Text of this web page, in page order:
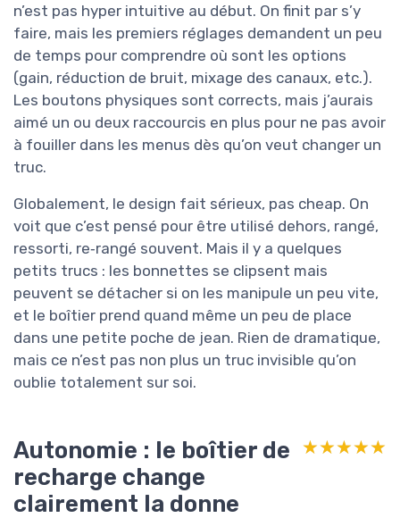
n’est pas hyper intuitive au début. On finit par s’y
faire, mais les premiers réglages demandent un peu
de temps pour comprendre où sont les options
(gain, réduction de bruit, mixage des canaux, etc.).
Les boutons physiques sont corrects, mais j’aurais
aimé un ou deux raccourcis en plus pour ne pas avoir
à fouiller dans les menus dès qu’on veut changer un
truc.
Globalement, le design fait sérieux, pas cheap. On
voit que c’est pensé pour être utilisé dehors, rangé,
ressorti, re‑rangé souvent. Mais il y a quelques
petits trucs : les bonnettes se clipsent mais
peuvent se détacher si on les manipule un peu vite,
et le boîtier prend quand même un peu de place
dans une petite poche de jean. Rien de dramatique,
mais ce n’est pas non plus un truc invisible qu’on
oublie totalement sur soi.
Autonomie : le boîtier de
recharge change
clairement la donne
★★★★★
★★★★★